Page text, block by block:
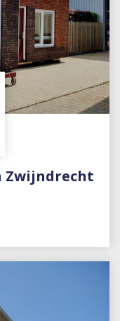
Zwijndrecht